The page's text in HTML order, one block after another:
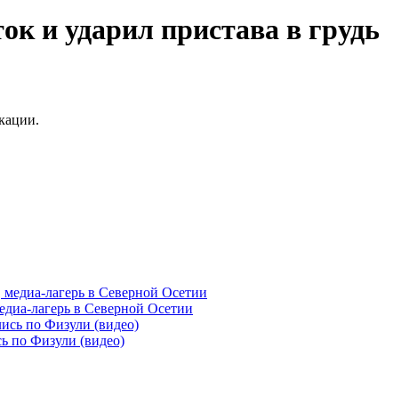
и ударил пристава в грудь
лагерь в Северной Осетии
по Физули (видео)